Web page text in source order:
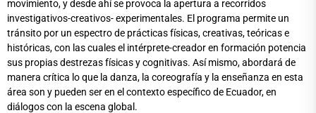
movimiento, y desde ahí se provoca la apertura a recorridos
investigativos-creativos- experimentales. El programa permite un
tránsito por un espectro de prácticas físicas, creativas, teóricas e
históricas, con las cuales el intérprete-creador en formación potencia
sus propias destrezas físicas y cognitivas. Así mismo, abordará de
manera crítica lo que la danza, la coreografía y la enseñanza en esta
área son y pueden ser en el contexto específico de Ecuador, en
diálogos con la escena global.